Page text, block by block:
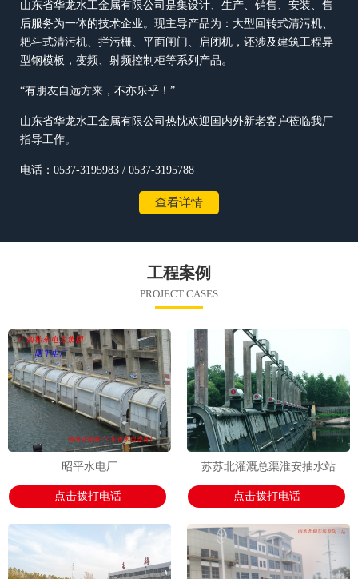
山东省华龙水工金属有限公司是集设计、生产、销售、安装、售
后服务为一体的技术企业。现主导产品为：大型回转式清污机、
耙斗式清污机、拦污栅、平面闸门、启闭机，还涉及建筑工程异
型钢模板，变频、射频控制柜等系列产品。
“有朋友自远方来，不亦乐乎！”
山东省华龙水工金属有限公司热忱欢迎国内外新老客户莅临我厂
指导工作。
电话：0537-3195983 / 0537-3195788
查看详情
工程案例
PROJECT CASES
昭平水电厂
点击拨打电话
苏苏北灌溉总渠淮安抽水站
点击拨打电话